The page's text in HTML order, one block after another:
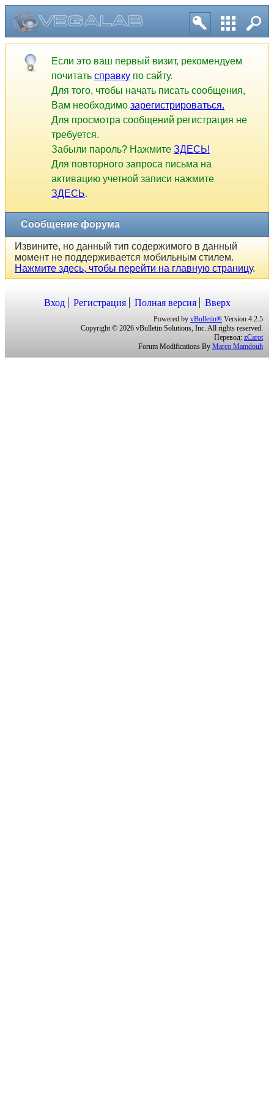
Если это ваш первый визит, рекомендуем
почитать справку по сайту.
Для того, чтобы начать писать сообщения,
Вам необходимо зарегистрироваться.
Для просмотра сообщений регистрация не
требуется.
Забыли пароль? Нажмите ЗДЕСЬ!
Для повторного запроса письма на
активацию учетной записи нажмите
ЗДЕСЬ.
Сообщение форума
Извините, но данный тип содержимого в данный
момент не поддерживается мобильным стилем.
Нажмите здесь, чтобы перейти на главную страницу.
Вход Регистрация Полная версия Вверх
Powered by vBulletin® Version 4.2.5
Copyright © 2026 vBulletin Solutions, Inc. All rights reserved.
Перевод: zCarot
Forum Modifications By Marco Mamdouh